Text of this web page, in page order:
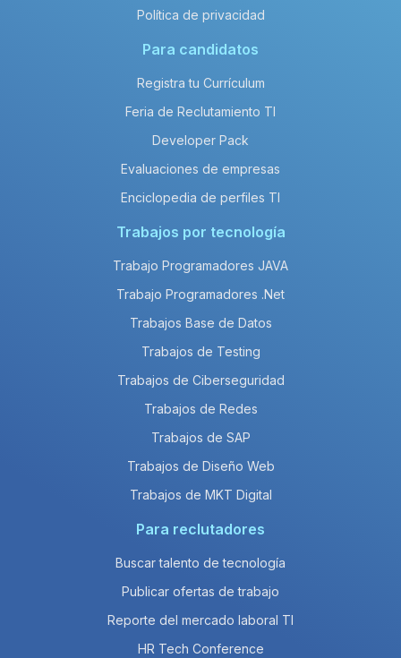
Política de privacidad
Para candidatos
Registra tu Currículum
Feria de Reclutamiento TI
Developer Pack
Evaluaciones de empresas
Enciclopedia de perfiles TI
Trabajos por tecnología
Trabajo Programadores JAVA
Trabajo Programadores .Net
Trabajos Base de Datos
Trabajos de Testing
Trabajos de Ciberseguridad
Trabajos de Redes
Trabajos de SAP
Trabajos de Diseño Web
Trabajos de MKT Digital
Para reclutadores
Buscar talento de tecnología
Publicar ofertas de trabajo
Reporte del mercado laboral TI
HR Tech Conference